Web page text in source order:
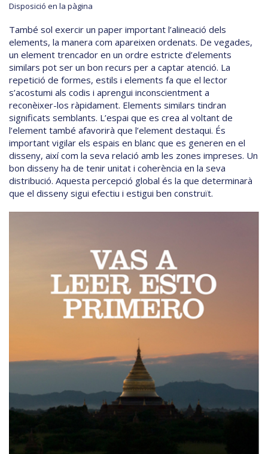
Disposició en la pàgina
També sol exercir un paper important l’alineació dels
elements, la manera com apareixen ordenats. De vegades,
un element trencador en un ordre estricte d’elements
similars pot ser un bon recurs per a captar atenció. La
repetició de formes, estils i elements fa que el lector
s’acostumi als codis i aprengui inconscientment a
reconèixer-los ràpidament. Elements similars tindran
significats semblants. L’espai que es crea al voltant de
l’element també afavorirà que l’element destaqui. És
important vigilar els espais en blanc que es generen en el
disseny, així com la seva relació amb les zones impreses. Un
bon disseny ha de tenir unitat i coherència en la seva
distribució. Aquesta percepció global és la que determinarà
que el disseny sigui efectiu i estigui ben construït.